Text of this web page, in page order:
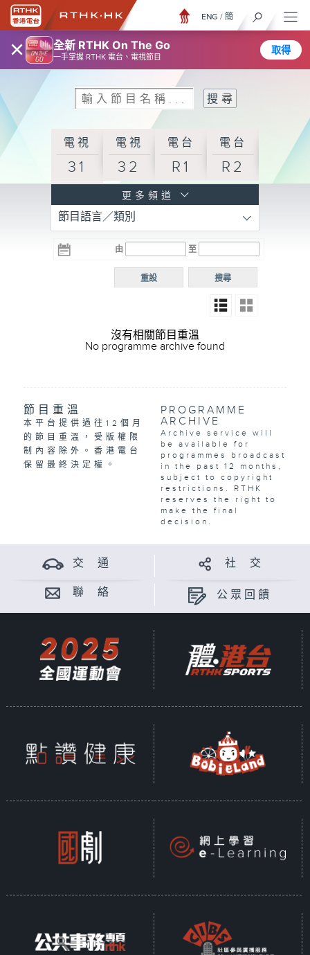
× 全新 RTHK On The Go
一手掌握 RTHK 電台、電視節目
取得
ENG / 簡
電視
31
電視
32
電台
R1
電台
R2
R3
電台 電台
R5
電台
普通
更多頻道
節目語言／類別
由 至
搜尋
重設
沒有相關節目重溫
No programme archive found
節目重溫
本平台提供過往12個月
的節目重溫，受版權限
制內容除外。香港電台
保留最終決定權。
PROGRAMME
ARCHIVE
Archive service will
be available for
programmes broadcast
in the past 12 months,
subject to copyright
restrictions. RTHK
reserves the right to
make the final
decision.
交 通 社 交
聯 絡 公眾回饋